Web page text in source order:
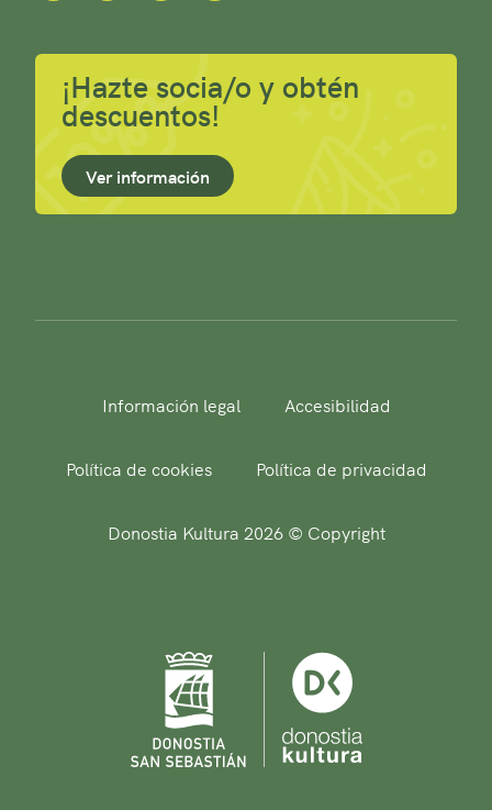
¡Hazte socia/o y obtén
descuentos!
Ver información
Información legal Accesibilidad
Política de cookies Política de privacidad
Donostia Kultura 2026 © Copyright